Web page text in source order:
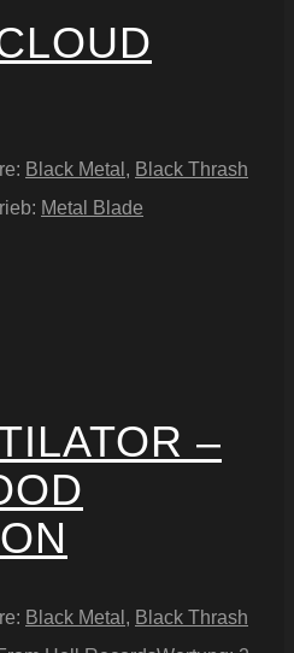
Black Metal , Black Thrash
Metal Blade
–
Black Metal , Black Thrash